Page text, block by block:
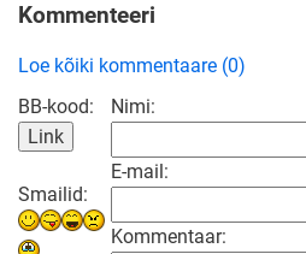
Kommenteeri
Loe kõiki kommentaare (0)
BB-kood:
Smailid:
Nimi:
E-mail:
Kommentaar: